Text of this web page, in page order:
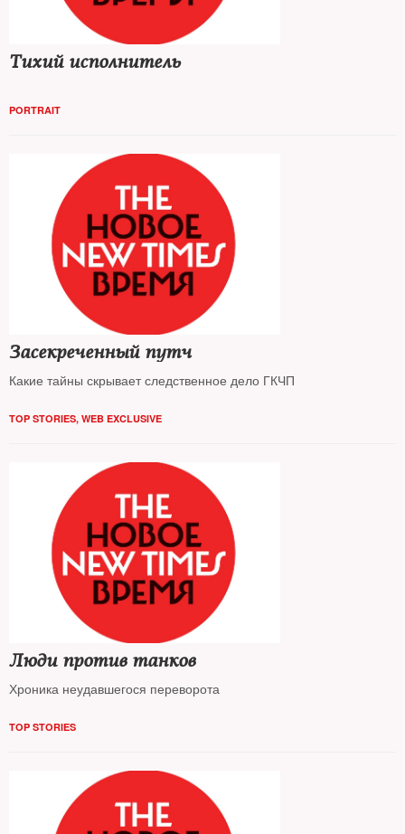
Тихий исполнитель
PORTRAIT
Засекреченный путч
Какие тайны скрывает следственное дело ГКЧП
TOP STORIES, WEB EXCLUSIVE
Люди против танков
Хроника неудавшегося переворота
TOP STORIES